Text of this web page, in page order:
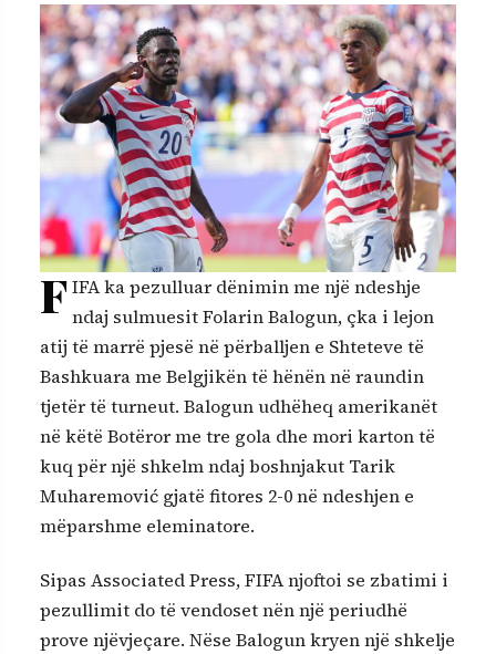
FIFA ka pezulluar dënimin me një ndeshje
ndaj sulmuesit Folarin Balogun, çka i lejon
atij të marrë pjesë në përballjen e Shteteve të
Bashkuara me Belgjikën të hënën në raundin
tjetër të turneut. Balogun udhëheq amerikanët
në këtë Botëror me tre gola dhe mori karton të
kuq për një shkelm ndaj boshnjakut Tarik
Muharemović gjatë fitores 2-0 në ndeshjen e
mëparshme eleminatore.
Sipas Associated Press, FIFA njoftoi se zbatimi i
pezullimit do të vendoset nën një periudhë
prove njëvjeçare. Nëse Balogun kryen një shkelje